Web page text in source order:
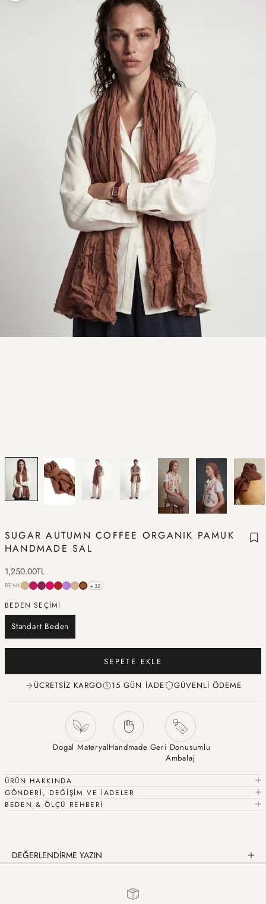
SUGAR AUTUMN COFFEE ORGANIK PAMUK
HANDMADE SAL
İndirimli fiyat
1,250.00TL
RENK +32
BEDEN SEÇİMİ
Standart Beden
SEPETE EKLE
ÜCRETSIZ KARGO 15 GÜN İADE GÜVENLI ÖDEME
Dogal MateryalHandmade Geri Donusumlu
Ambalaj
ÜRÜN HAKKINDA
GÖNDERİ, DEĞİŞİM VE İADELER
BEDEN & ÖLÇÜ REHBERİ
DEĞERLENDİRME YAZIN